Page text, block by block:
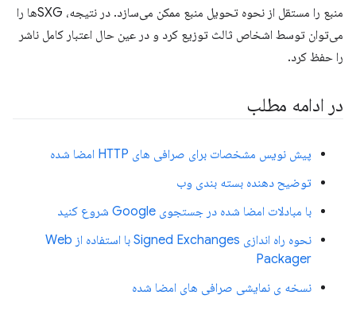
منبع را مستقل از نحوه تحویل منبع ممکن می‌سازد. در نتیجه، SXGها را
می‌توان توسط اشخاص ثالث توزیع کرد و در عین حال اعتبار کامل ناشر
را حفظ کرد.
در ادامه مطلب
پیش نویس مشخصات برای صرافی های HTTP امضا شده
توضیح دهنده بسته بندی وب
با مبادلات امضا شده در جستجوی Google شروع کنید
نحوه راه اندازی Signed Exchanges با استفاده از Web
Packager
نسخه ی نمایشی صرافی های امضا شده